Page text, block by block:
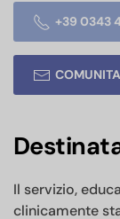
+39 0343
Il servizio,
clinicamente